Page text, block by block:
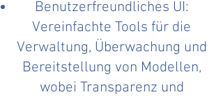
Benutzerfreundliches UI:
Vereinfachte Tools für die
Verwaltung, Überwachung und
Bereitstellung von Modellen,
wobei Transparenz und